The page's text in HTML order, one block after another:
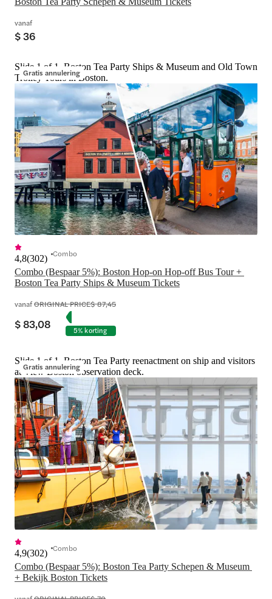
vanaf
$ 36
Gratis annulering
Slide 1 of 1, Boston Tea Party Ships & Museum and Old Town
Trolley Tours in Boston.
Combo (Bespaar 5%): Boston Hop-on Hop-off Bus Tour +
Boston Tea Party Ships & Museum Tickets
4,8(302) Combo
vanafORIGINAL PRICE$ 87,45
$ 83,08 5% korting
Gratis annulering
Slide 1 of 1, Boston Tea Party reenactment on ship and visitors
at View Boston observation deck.
Combo (Bespaar 5%): Boston Tea Party Schepen & Museum
+ Bekijk Boston Tickets
4,9(302) Combo